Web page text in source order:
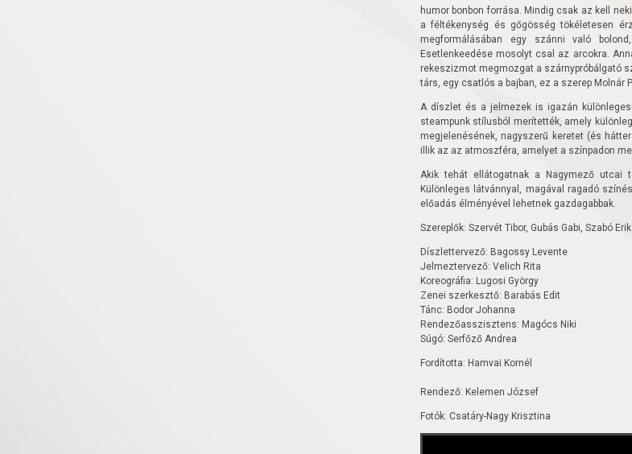
humor bonbon forrása. Mindig csak az kell
a féltékenység és gőgösség tökéletesen
megformálásában egy szánni való
Esetlenkeedése mosolyt csal az arcokra.
rekeszizmot megmozgat a szárnypróbálgató
társ, egy csatlós a bajban, ez a szerep Molnár
A díszlet és a jelmezek is igazán
steampunk stílusból merítették, amely
megjelenésének, nagyszerű keretet (és
illik az az atmoszféra, amelyet a színpadon
Akik tehát ellátogatnak a Nagymező utcai
Különleges látvánnyal, magával ragadó
előadás élményével lehetnek gazdagabbak.
Szereplők: Szervét Tibor, Gubás Gabi, Szabó
Díszlettervező: Bagossy Levente
Jelmeztervező: Velich Rita
Koreográfia: Lugosi György
Zenei szerkesztő: Barabás Edit
Tánc: Bodor Johanna
Rendezőasszisztens: Magócs Niki
Súgó: Serfőző Andrea
Fordította: Hamvai Kornél
Rendező: Kelemen József
Fotók: Csatáry-Nagy Krisztina